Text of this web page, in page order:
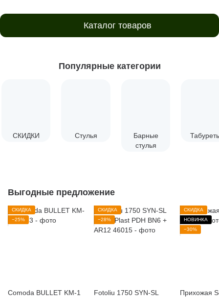
Каталог товаров
Популярные категории
СКИДКИ Стулья
Барные
стулья
Выгодные предложение
СКИДКА
−25%
Comoda BULLET KM-1
СКИДКА
−28%
Fotoliu 1750 SYN-SL
СКИДКА
НОВИНКА
−30%
Прихожая